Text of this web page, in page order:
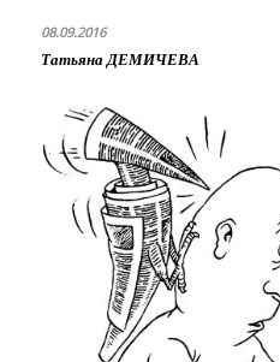
08.09.2016
Татьяна ДЕМИЧЕВА